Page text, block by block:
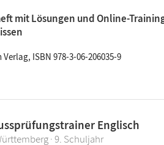
mit Lösungen und Online-
Verlag, ISBN 978-3-06-206035-9
Englisch
· 9. Schuljahr